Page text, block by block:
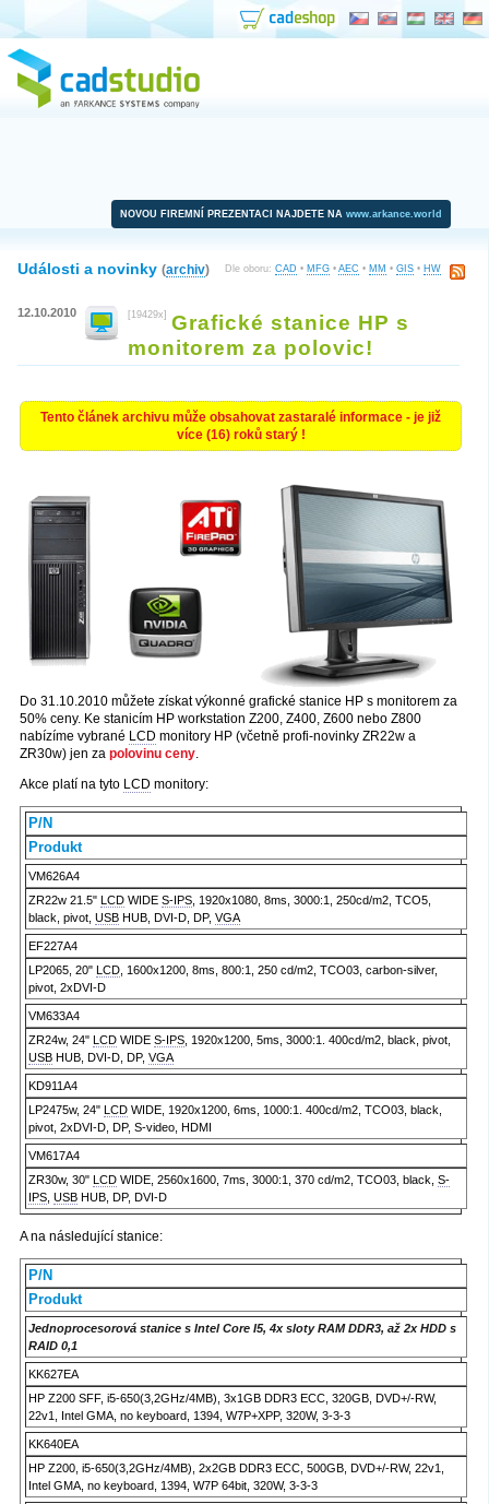
NOVOU FIREMNÍ PREZENTACI NAJDETE NA www.arkance.world
Dle oboru: CAD • MFG • AEC • MM • GIS • HW
Události a novinky (archiv)
12.10.2010 [19429x] Grafické stanice HP s
monitorem za polovic!
Tento článek archivu může obsahovat zastaralé informace - je již
více (16) roků starý !
Do 31.10.2010 můžete získat výkonné grafické stanice HP s monitorem za
50% ceny. Ke stanicím HP workstation Z200, Z400, Z600 nebo Z800
nabízíme vybrané LCD monitory HP (včetně profi-novinky ZR22w a
ZR30w) jen za polovinu ceny.
Akce platí na tyto LCD monitory:
P/N
Produkt
VM626A4
ZR22w 21.5"
LCD WIDE S-IPS , 1920x1080, 8ms, 3000:1, 250cd/m2, TCO5,
black, pivot, USB HUB, DVI-D, DP, VGA
EF227A4
LP2065, 20"
LCD , 1600x1200, 8ms, 800:1, 250 cd/m2, TCO03, carbon-silver,
pivot, 2xDVI-D
VM633A4
ZR24w, 24"
LCD WIDE S-IPS , 1920x1200, 5ms, 3000:1. 400cd/m2, black, pivot,
USB HUB, DVI-D, DP, VGA
KD911A4
LP2475w, 24"
LCD WIDE, 1920x1200, 6ms, 1000:1. 400cd/m2, TCO03, black,
pivot, 2xDVI-D, DP, S-video, HDMI
VM617A4
ZR30w, 30"
LCD WIDE, 2560x1600, 7ms, 3000:1, 370 cd/m2, TCO03, black, S-
IPS USB HUB, DP, DVI-D
A na následující stanice:
P/N
Produkt
Jednoprocesorová stanice s Intel Core I5, 4x sloty RAM DDR3, až 2x HDD s
RAID 0,1
KK627EA
HP Z200 SFF, i5-650(3,2GHz/4MB), 3x1GB DDR3 ECC, 320GB, DVD+/-RW,
22v1, Intel GMA, no keyboard, 1394, W7P+XPP, 320W, 3-3-3
KK640EA
HP Z200, i5-650(3,2GHz/4MB), 2x2GB DDR3 ECC, 500GB, DVD+/-RW, 22v1,
Intel GMA, no keyboard, 1394, W7P 64bit, 320W, 3-3-3